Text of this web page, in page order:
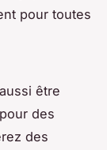
pour toutes
être
des
des